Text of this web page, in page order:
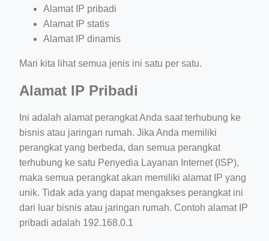
Alamat IP pribadi
Alamat IP statis
Alamat IP dinamis
Mari kita lihat semua jenis ini satu per satu.
Alamat IP Pribadi
Ini adalah alamat perangkat Anda saat terhubung ke
bisnis atau jaringan rumah. Jika Anda memiliki
perangkat yang berbeda, dan semua perangkat
terhubung ke satu Penyedia Layanan Internet (ISP),
maka semua perangkat akan memiliki alamat IP yang
unik. Tidak ada yang dapat mengakses perangkat ini
dari luar bisnis atau jaringan rumah. Contoh alamat IP
pribadi adalah 192.168.0.1